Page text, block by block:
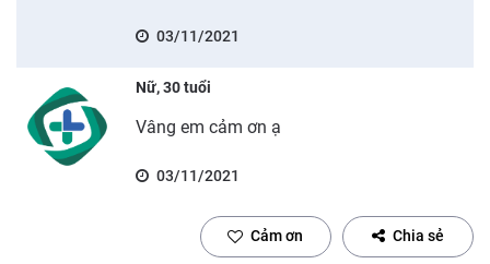
03/11/2021
Nữ, 30 tuổi
Vâng em cảm ơn ạ
03/11/2021
Cảm ơn Chia sẻ